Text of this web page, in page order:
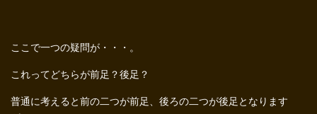
ここで一つの疑問が・・・。
これってどちらが前足？後足？
普通に考えると前の二つが前足、後ろの二つが後足となります